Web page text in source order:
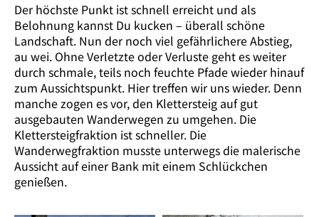
Der höchste Punkt ist schnell erreicht und als
Belohnung kannst Du kucken – überall schöne
Landschaft. Nun der noch viel gefährlichere Abstieg,
au wei. Ohne Verletzte oder Verluste geht es weiter
durch schmale, teils noch feuchte Pfade wieder hinauf
zum Aussichtspunkt. Hier treffen wir uns wieder. Denn
manche zogen es vor, den Klettersteig auf gut
ausgebauten Wanderwegen zu umgehen. Die
Klettersteigfraktion ist schneller. Die
Wanderwegfraktion musste unterwegs die malerische
Aussicht auf einer Bank mit einem Schlückchen
genießen.